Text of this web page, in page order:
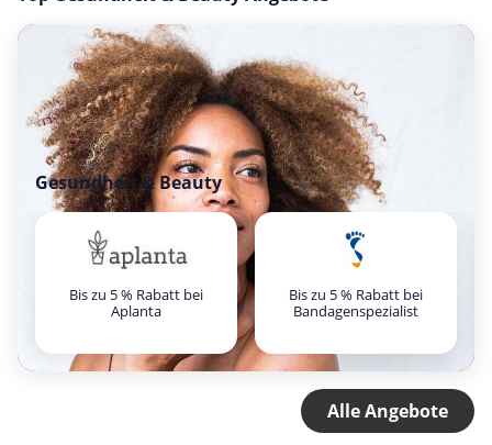
Gesundheit & Beauty
Bis zu 5 % Rabatt bei
Aplanta
Bis zu 5 % Rabatt bei
Bandagenspezialist
Alle Angebote